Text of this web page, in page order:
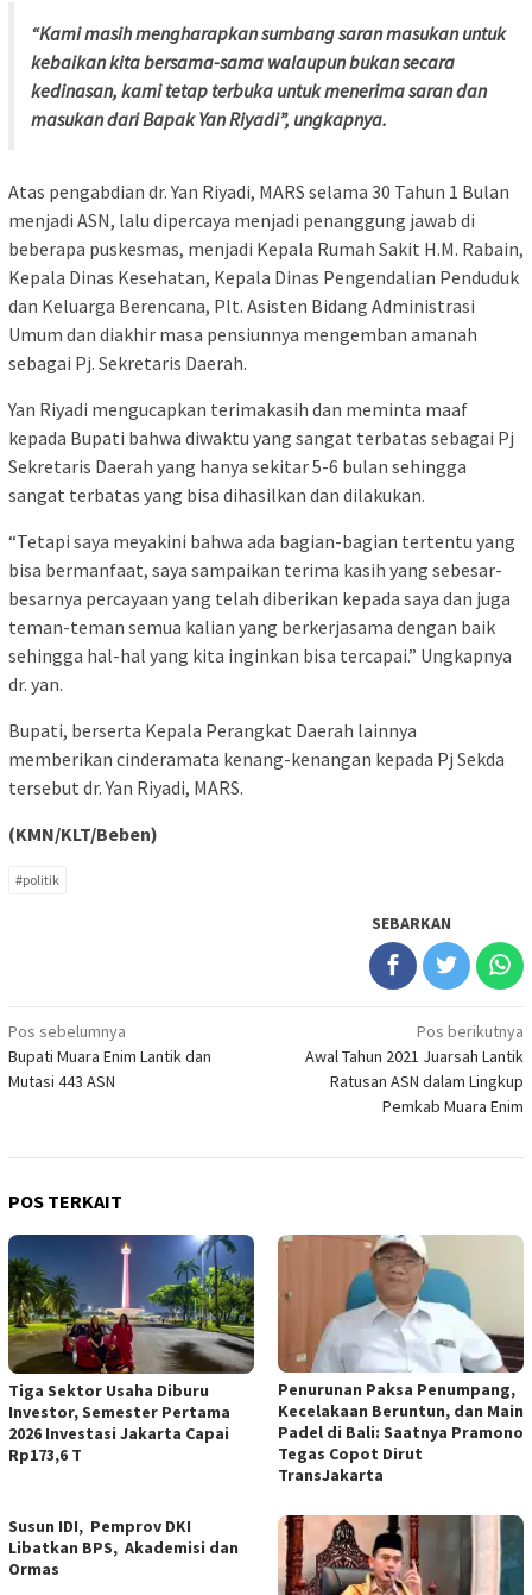
“Kami masih mengharapkan sumbang saran masukan untuk
kebaikan kita bersama-sama walaupun bukan secara
kedinasan, kami tetap terbuka untuk menerima saran dan
masukan dari Bapak Yan Riyadi”, ungkapnya.
Atas pengabdian dr. Yan Riyadi, MARS selama 30 Tahun 1 Bulan
menjadi ASN, lalu dipercaya menjadi penanggung jawab di
beberapa puskesmas, menjadi Kepala Rumah Sakit H.M. Rabain,
Kepala Dinas Kesehatan, Kepala Dinas Pengendalian Penduduk
dan Keluarga Berencana, Plt. Asisten Bidang Administrasi
Umum dan diakhir masa pensiunnya mengemban amanah
sebagai Pj. Sekretaris Daerah.
Yan Riyadi mengucapkan terimakasih dan meminta maaf
kepada Bupati bahwa diwaktu yang sangat terbatas sebagai Pj
Sekretaris Daerah yang hanya sekitar 5-6 bulan sehingga
sangat terbatas yang bisa dihasilkan dan dilakukan.
“Tetapi saya meyakini bahwa ada bagian-bagian tertentu yang
bisa bermanfaat, saya sampaikan terima kasih yang sebesar-
besarnya percayaan yang telah diberikan kepada saya dan juga
teman-teman semua kalian yang berkerjasama dengan baik
sehingga hal-hal yang kita inginkan bisa tercapai.” Ungkapnya
dr. yan.
Bupati, berserta Kepala Perangkat Daerah lainnya
memberikan cinderamata kenang-kenangan kepada Pj Sekda
tersebut dr. Yan Riyadi, MARS.
(KMN/KLT/Beben)
#politik
SEBARKAN
Navigasi
pos
Pos sebelumnya
Bupati Muara Enim Lantik dan
Mutasi 443 ASN
Pos berikutnya
Awal Tahun 2021 Juarsah Lantik
Ratusan ASN dalam Lingkup
Pemkab Muara Enim
POS TERKAIT
Tiga Sektor Usaha Diburu
Investor, Semester Pertama
2026 Investasi Jakarta Capai
Rp173,6 T
Penurunan Paksa Penumpang,
Kecelakaan Beruntun, dan Main
Padel di Bali: Saatnya Pramono
Tegas Copot Dirut
TransJakarta
Susun IDI, Pemprov DKI
Libatkan BPS, Akademisi dan
Ormas